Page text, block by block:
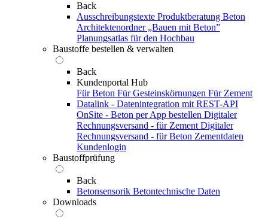
Back
Ausschreibungstexte Produktberatung Beton
Architektenordner „Bauen mit Beton”
Planungsatlas für den Hochbau
Baustoffe bestellen & verwalten
Back
Kundenportal Hub
Für Beton Für Gesteinskörnungen Für Zement
Datalink - Datenintegration mit REST-API
OnSite - Beton per App bestellen Digitaler
Rechnungsversand - für Zement Digitaler
Rechnungsversand - für Beton Zementdaten
Kundenlogin
Baustoffprüfung
Back
Betonsensorik Betontechnische Daten
Downloads